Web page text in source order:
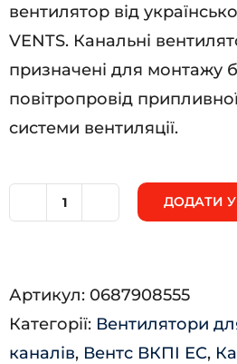
вентилятор від
VENTS. Канальні
призначені для монтажу
повітропровід
системи вентиляції.
ЕС
кількість
ДОДАТИ
Артикул: 0687908555
Категорії: Вентилятори
каналів, Вентс ВКПІ ЕС,